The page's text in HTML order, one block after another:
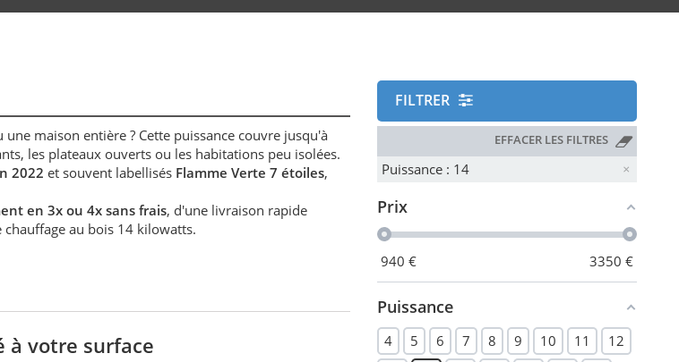
maison entière ? Cette puissance couvre jusqu'à
les plateaux ouverts ou les habitations peu isolées.
2022 et souvent labellisés Flamme Verte 7 étoiles,
en 3x ou 4x sans frais, d'une livraison rapide
au bois 14 kilowatts.
à votre surface
FILTRER
EFFACER LES FILTRES
Puissance : 14
Prix
940 € 3350 €
Puissance
4 5 6 7 8 9 10 11
12